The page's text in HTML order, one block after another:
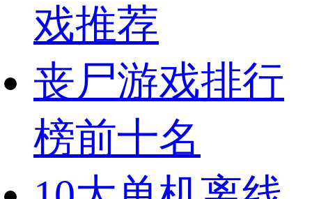
戏推荐
丧尸游戏排行
榜前十名